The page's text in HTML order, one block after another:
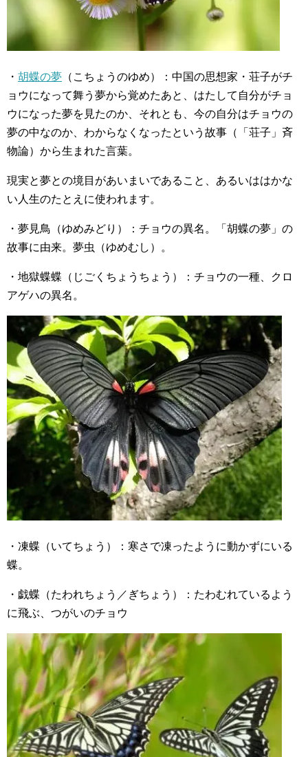
・ 胡蝶の夢 （こちょうのゆめ）：中国の思想家・荘子がチ
ョウになって舞う夢から覚めたあと、はたして自分がチョ
ウになった夢を見たのか、それとも、今の自分はチョウの
夢の中なのか、わからなくなったという故事（「荘子」斉
物論）から生まれた言葉。
現実と夢との境目があいまいであること、あるいははかな
い人生のたとえに使われます。
・夢見鳥（ゆめみどり）：チョウの異名。「胡蝶の夢」の
故事に由来。夢虫（ゆめむし）。
・地獄蝶蝶（じごくちょうちょう）：チョウの一種、クロ
アゲハの異名。
・凍蝶（いてちょう）：寒さで凍ったように動かずにいる
蝶。
・戯蝶（たわれちょう／ぎちょう）：たわむれているよう
に飛ぶ、つがいのチョウ